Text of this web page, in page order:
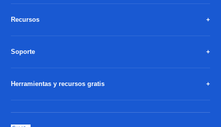
Recursos
Soporte
Herramientas y recursos gratis